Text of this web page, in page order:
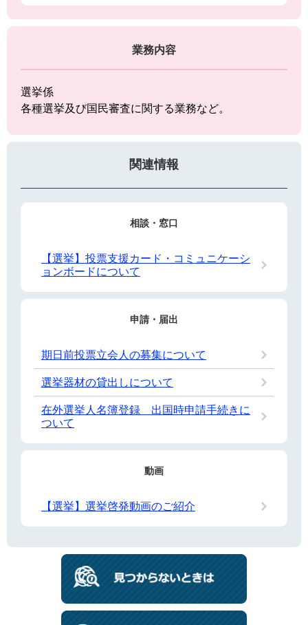
業務内容
選挙係
各種選挙及び国民審査に関する業務など。
関連情報
相談・窓口
【選挙】投票支援カード・コミュニケーシ
ョンボードについて
申請・届出
期日前投票立会人の募集について
選挙器材の貸出しについて
在外選挙人名簿登録 出国時申請手続きに
ついて
動画
【選挙】選挙啓発動画のご紹介